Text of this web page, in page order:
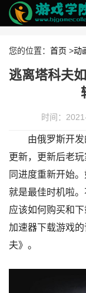
您的位置： 首页 >动
逃离塔科夫
时间：
由俄罗斯开
更新，更新后老
同进度重新开始
就是最佳时机啦
应该如何购买和
加速器下载游戏
夫》。